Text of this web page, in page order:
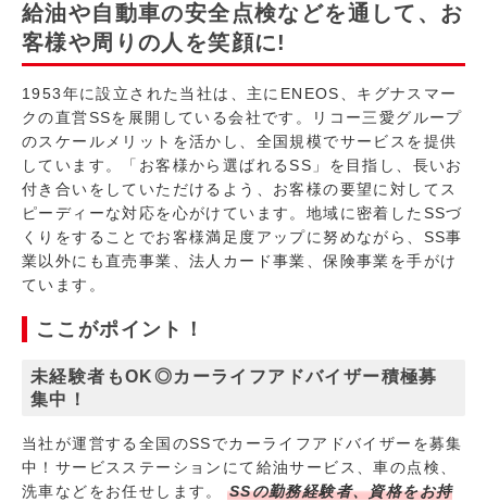
給油や自動車の安全点検などを通して、お
客様や周りの人を笑顔に!
1953年に設立された当社は、主にENEOS、キグナスマー
クの直営SSを展開している会社です。リコー三愛グループ
のスケールメリットを活かし、全国規模でサービスを提供
しています。「お客様から選ばれるSS」を目指し、長いお
付き合いをしていただけるよう、お客様の要望に対してス
ピーディーな対応を心がけています。地域に密着したSSづ
くりをすることでお客様満足度アップに努めながら、SS事
業以外にも直売事業、法人カード事業、保険事業を手がけ
ています。
ここがポイント！
未経験者もOK◎カーライフアドバイザー積極募
集中！
当社が運営する全国のSSでカーライフアドバイザーを募集
中！サービスステーションにて給油サービス、車の点検、
洗車などをお任せします。
SSの勤務経験者、資格をお持